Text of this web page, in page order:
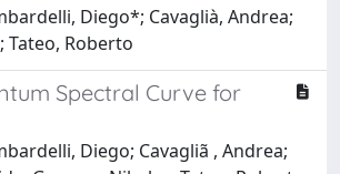
Diego*; Cavaglià, Andrea;
Tateo, Roberto
Spectral Curve for
Diego; Cavagliã , Andrea;